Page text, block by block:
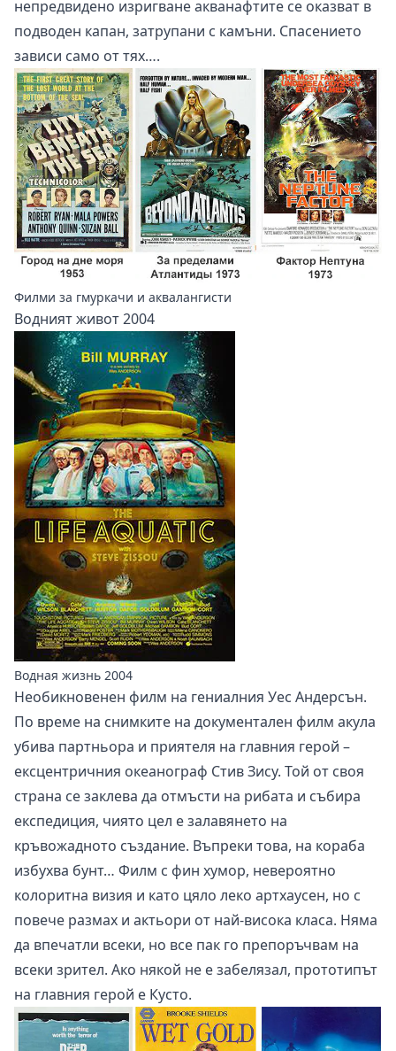
непредвидено изригване акванафтите се оказват в
подводен капан, затрупани с камъни. Спасението
зависи само от тях….
Филми за гмуркачи и аквалангисти
Водният живот 2004
Водная жизнь 2004
Необикновенен филм на гениалния Уес Андерсън.
По време на снимките на документален филм акула
убива партньора и приятеля на главния герой –
ексцентричния океанограф Стив Зису. Той от своя
страна се заклева да отмъсти на рибата и събира
експедиция, чиято цел е залавянето на
кръвожадното създание. Въпреки това, на кораба
избухва бунт… Филм с фин хумор, невероятно
колоритна визия и като цяло леко артхаусен, но с
повече размах и актьори от най-висока класа. Няма
да впечатли всеки, но все пак го препоръчвам на
всеки зрител. Ако някой не е забелязал, прототипът
на главния герой е Кусто.